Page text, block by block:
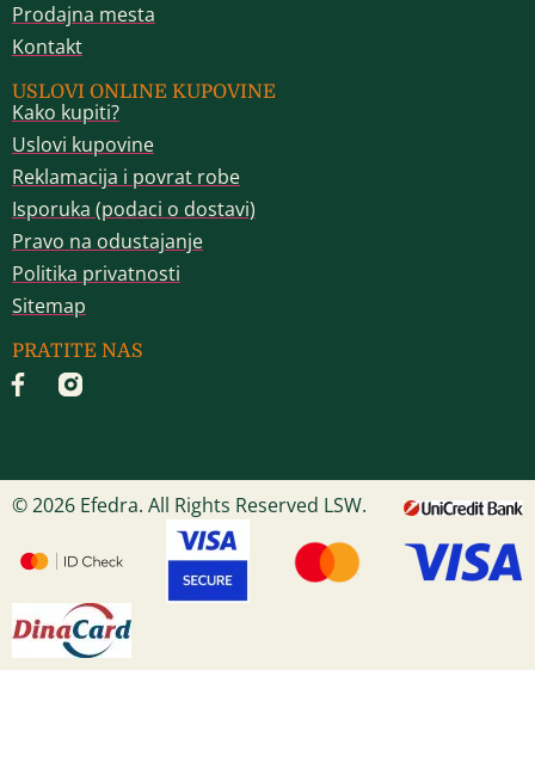
Prodajna mesta
Kontakt
USLOVI ONLINE KUPOVINE
Kako kupiti?
Uslovi kupovine
Reklamacija i povrat robe
Isporuka (podaci o dostavi)
Pravo na odustajanje
Politika privatnosti
Sitemap
PRATITE NAS
© 2026 Efedra. All Rights Reserved LSW.